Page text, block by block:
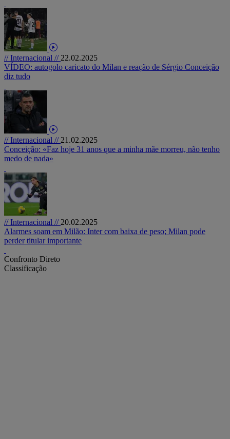
// Internacional // 22.02.2025
VÍDEO: autogolo caricato do Milan e reação de Sérgio Conceição
diz tudo
// Internacional // 21.02.2025
Conceição: «Faz hoje 31 anos que a minha mãe morreu, não tenho
medo de nada»
// Internacional // 20.02.2025
Alarmes soam em Milão: Inter com baixa de peso; Milan pode
perder titular importante
Confronto Direto
Classificação